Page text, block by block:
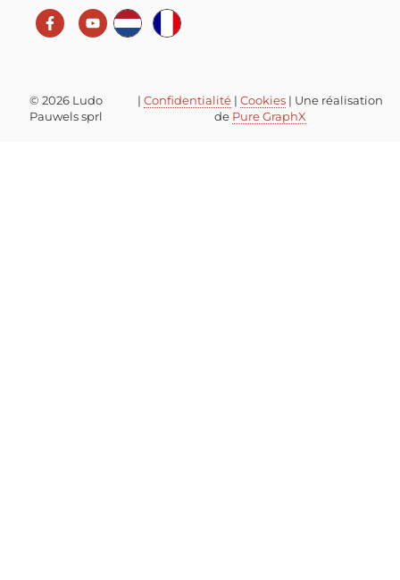
© 2026 Ludo
Pauwels sprl
| Confidentialité| Cookies| Une réalisation
de Pure GraphX